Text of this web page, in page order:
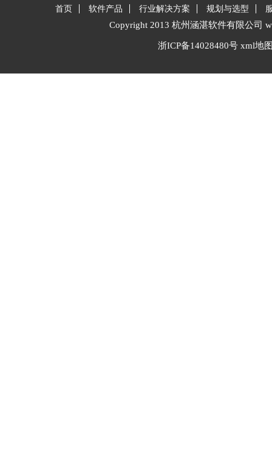
首页 软件产品 行业解决方案 规划与选型
Copyright 2013 杭州涵湛软件有限公司
浙ICP备14028480号 xml地